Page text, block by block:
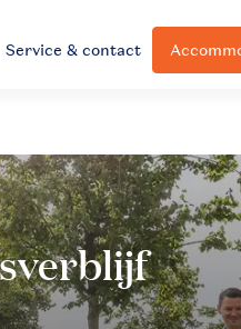
Service & contact